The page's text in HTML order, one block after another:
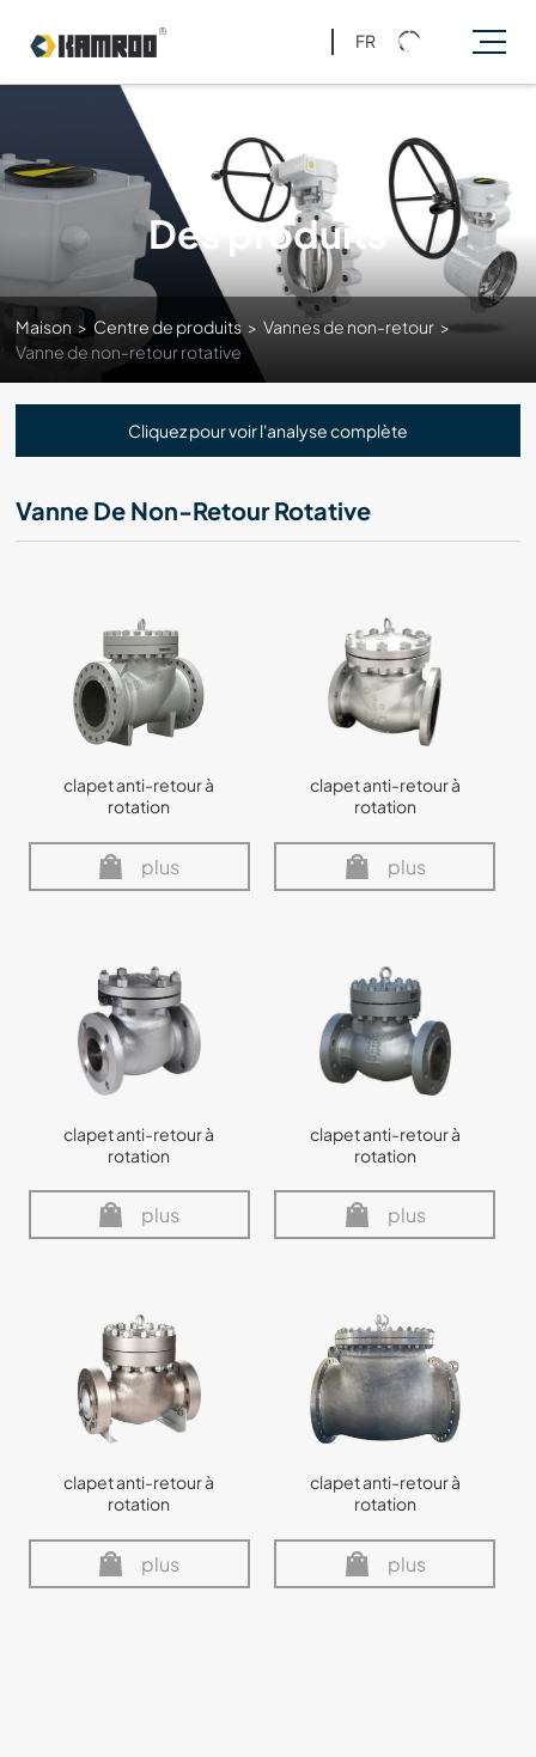
FR
Des produits
Maison > Centre de produits > Vannes de non-retour >
Vanne de non-retour rotative
Cliquez pour voir l'analyse complète
Vanne De Non-Retour Rotative
clapet anti-retour à
rotation
plus
clapet anti-retour à
rotation
plus
clapet anti-retour à
rotation
plus
clapet anti-retour à
rotation
plus
clapet anti-retour à
rotation
plus
clapet anti-retour à
rotation
plus